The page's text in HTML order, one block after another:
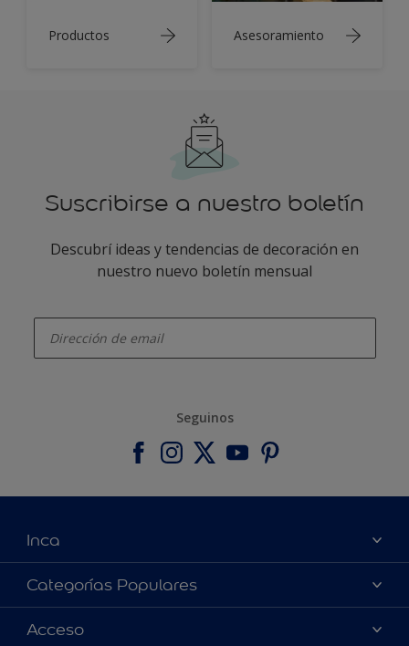
Productos Asesoramiento
Suscribirse a nuestro boletín
Descubrí ideas y tendencias de decoración en
nuestro nuevo boletín mensual
Seguinos
Inca
Acerca de Inca
Contactanos
Encontrá un distribuidor Inca
Categorías Populares
Colores
Acceso